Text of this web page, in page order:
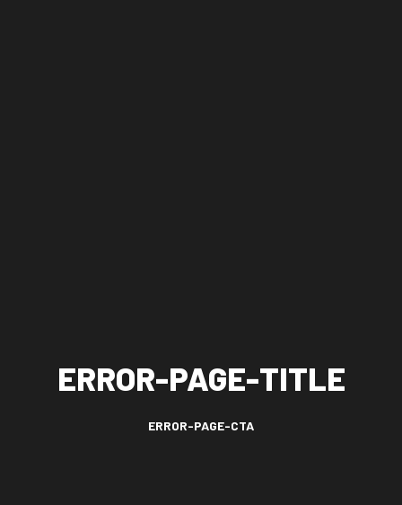
ERROR-PAGE-TITLE
ERROR-PAGE-CTA